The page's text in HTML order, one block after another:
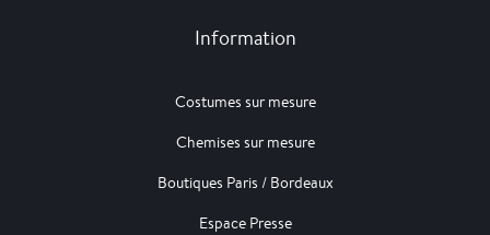
Information
Costumes sur mesure
Chemises sur mesure
Boutiques Paris / Bordeaux
Espace Presse